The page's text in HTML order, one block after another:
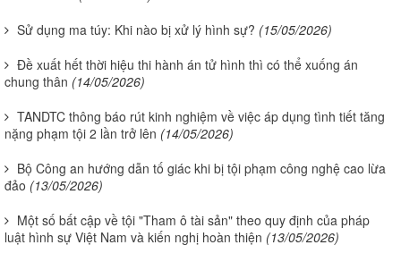
Sử dụng ma túy: Khi nào bị xử lý hình sự? (15/05/2026)
Đề xuất hết thời hiệu thi hành án tử hình thì có thể xuống án
chung thân (14/05/2026)
TANDTC thông báo rút kinh nghiệm về việc áp dụng tình tiết tăng
nặng phạm tội 2 lần trở lên (14/05/2026)
Bộ Công an hướng dẫn tố giác khi bị tội phạm công nghệ cao lừa
đảo (13/05/2026)
Một số bất cập về tội "Tham ô tài sản" theo quy định của pháp
luật hình sự Việt Nam và kiến nghị hoàn thiện (13/05/2026)